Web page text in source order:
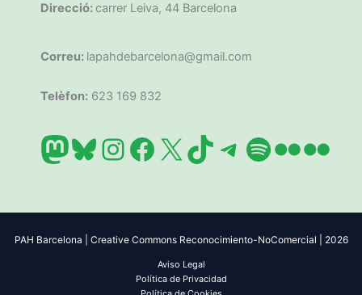
Direcció: carrer Leiva, 44 Barcelona
Correu: lapahdebarcelona@gmail.com
Telèfon: 623 169 832
Mastodon
Bluesky
Instagram
Facebook
X TikTok
Telegram
Spotify
Flickr
PAH Barcelona | Creative Commons Reconocimiento-NoComercial | 2026
Aviso Legal
Política de Privacidad